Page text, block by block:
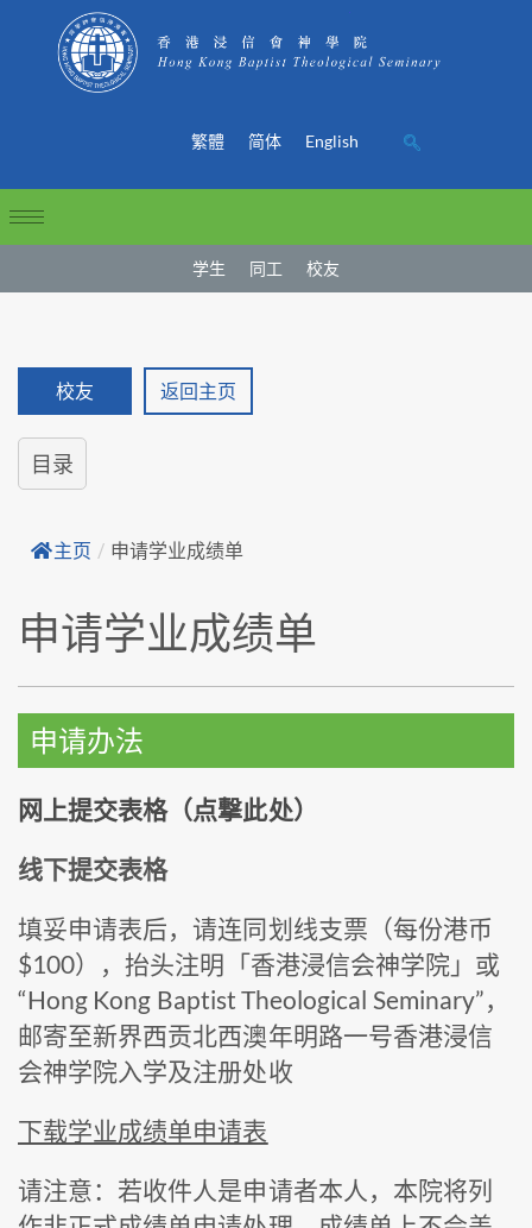
繁體 简体 English
学生 同工 校友
校友 返回主页
目录
主页 / 申请学业成绩单
申请学业成绩单
申请办法
网上提交表格（点撃此处）
线下提交表格
填妥申请表后，请连同划线支票（每份港币
$100），抬头注明「香港浸信会神学院」或
“Hong Kong Baptist Theological Seminary”，
邮寄至新界西贡北西澳年明路一号香港浸信
会神学院入学及注册处收
下载学业成绩单申请表
请注意：若收件人是申请者本人，本院将列